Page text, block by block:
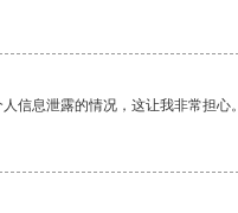
信息泄露的情况，这让我非常担心。